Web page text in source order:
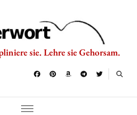
sie. Lehre sie Gehorsam.